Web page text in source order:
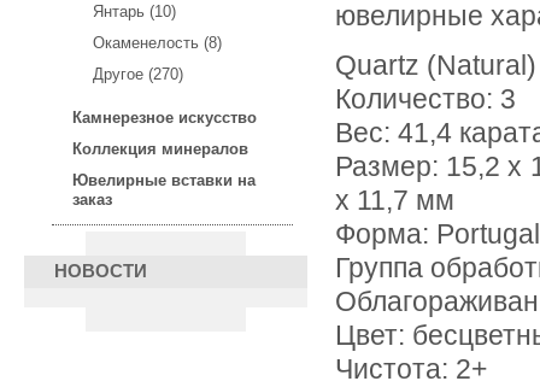
Янтарь (10)
Окаменелость (8)
Другое (270)
Камнерезное искусство
Коллекция минералов
Ювелирные вставки на
заказ
НОВОСТИ
ювелирные
Quartz (Natural)
Количество: 3
Вес: 41,4
Размер: 15,2 х
х 11,7 мм
Форма:
Группа
Цвет:
Чистота: 2+